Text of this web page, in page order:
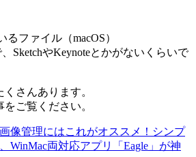
ファイル（macOS）
SketchやKeynoteとかがないくらいで
さんあります。
ご覧ください。
像管理にはこれがオススメ！シンプ
WinMac両対応アプリ「Eagle」が神